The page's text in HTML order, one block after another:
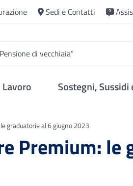
Sedi e Contatti
Lavoro Sostegni, Sussidi
graduatorie al 6 giugno 2023
Premium: